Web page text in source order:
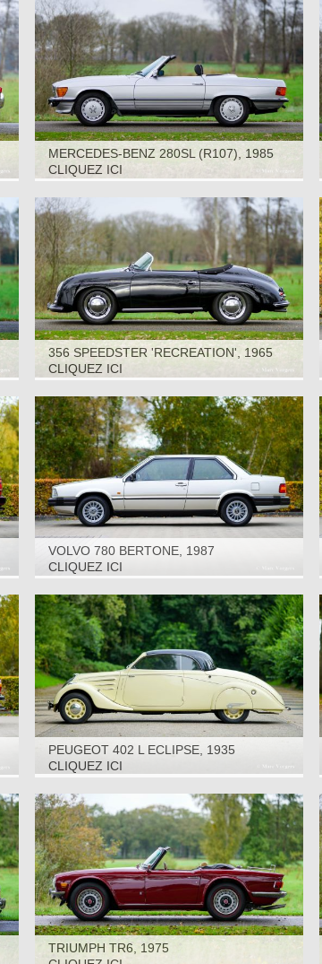
MERCEDES-BENZ 280SL (R107), 1985
CLIQUEZ ICI
356 SPEEDSTER 'RECREATION', 1965
CLIQUEZ ICI
VOLVO 780 BERTONE, 1987
CLIQUEZ ICI
PEUGEOT 402 L ECLIPSE, 1935
CLIQUEZ ICI
TRIUMPH TR6, 1975